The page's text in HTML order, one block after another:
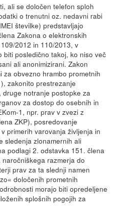
ali se določen telefon sploh
o trenutni oz. nedavni rabi
številke) predstavljajo
Zakona o elektronskih
2012 in 110/2013, v
biti posledično takoj, ko niso več
ali anonimizirani. Zakon
za obvezno hrambo prometnih
zakonito prestrezanje
druge notranje postopke za
za dostop do osebnih in
1, npr. prav v zvezi z
ZKP), posredovanje
primerih varovanja življenja in
sledenja zlonamernih ali
podlagi 2. odstavka 151. člena
razmerja do
prav za ta slednji namen
določenih prometnih
morajo biti opredeljene
splošnih pogojih za